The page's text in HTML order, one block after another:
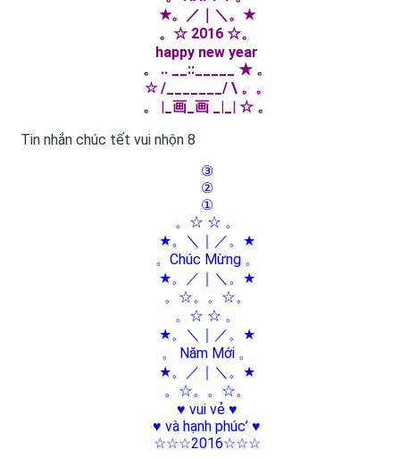
★。／｜＼。★
。☆ 2016 ☆。
happy new year
。 .. __::_____ ★ 。
☆ /_______/ \ 。。
。 |_画_画 _|_| ☆ 。
Tin nhắn chúc tết vui nhộn 8
③
②
①
。☆ ☆ 。
★。＼｜／。★
。Chúc Mừng 。
★。／｜＼。★
。☆。。☆。
。☆ ☆ 。
★。＼｜／。★
。 Năm Mới 。
★。／｜＼。★
。☆。。☆。
♥ vui vẻ ♥
♥ và hạnh phúc’ ♥
☆☆☆2016☆☆☆​